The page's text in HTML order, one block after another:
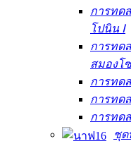
การทด
โปนิน Ⅰ
การทด
สมองโซ
การทด
การทด
การทดส
ชุด